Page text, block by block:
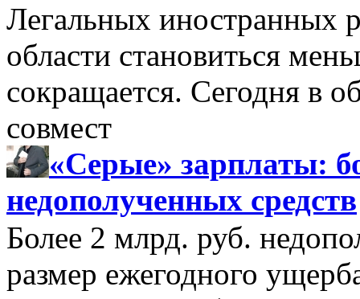
Легальных иностранных
области становиться
сокращается. Сегодня в
совмест
«Серые» зарплаты:
недополученных средств
Более 2 млрд. руб.
размер ежегодного